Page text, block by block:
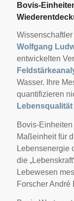
Bovis-
Wolfgang
entwickelten
Wasser. Ihre
quantifizieren
Lebensqualität
Bovis-
Maßeinheit für
Lebensenergie
die
Lebewesen
Forscher André